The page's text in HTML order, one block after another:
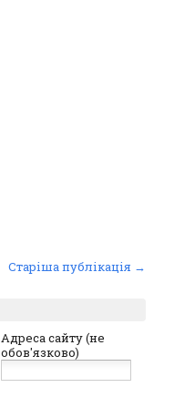
Старіша публікація →
Адреса сайту (не
обов'язково)